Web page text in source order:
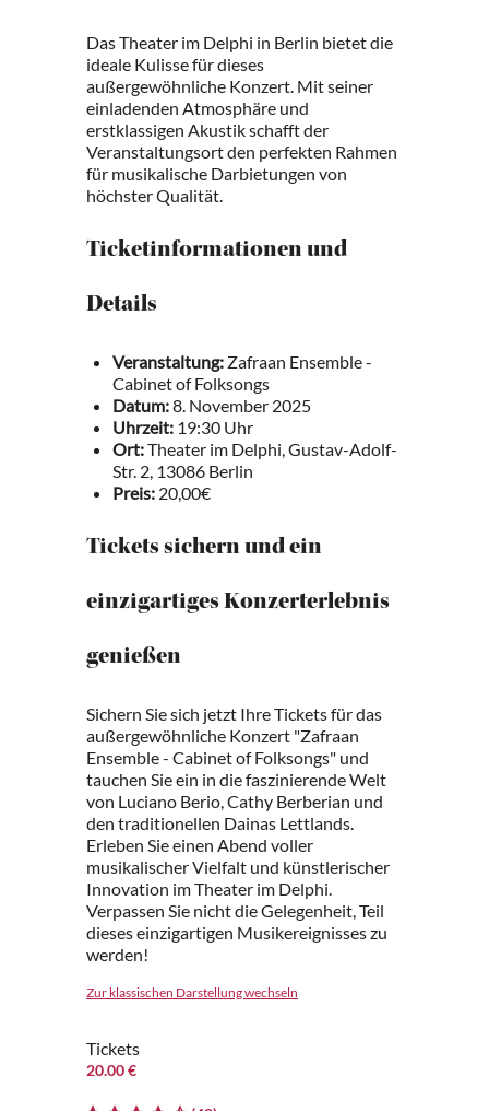
Das Theater im Delphi in Berlin bietet die
ideale Kulisse für dieses
außergewöhnliche Konzert. Mit seiner
einladenden Atmosphäre und
erstklassigen Akustik schafft der
Veranstaltungsort den perfekten Rahmen
für musikalische Darbietungen von
höchster Qualität.
Ticketinformationen und
Details
Veranstaltung: Zafraan Ensemble -
Cabinet of Folksongs
Datum:8. November 2025
Uhrzeit: 19:30 Uhr
Ort:Theater im Delphi, Gustav-Adolf-
Str. 2, 13086 Berlin
Preis: 20,00€
Tickets sichern und ein
einzigartiges Konzerterlebnis
genießen
Sichern Sie sich jetzt Ihre Tickets für das
außergewöhnliche Konzert "Zafraan
Ensemble - Cabinet of Folksongs" und
tauchen Sie ein in die faszinierende Welt
von Luciano Berio, Cathy Berberian und
den traditionellen Dainas Lettlands.
Erleben Sie einen Abend voller
musikalischer Vielfalt und künstlerischer
Innovation im Theater im Delphi.
Verpassen Sie nicht die Gelegenheit, Teil
dieses einzigartigen Musikereignisses zu
werden!
Zur klassischen Darstellung wechseln
Tickets
20.00 €